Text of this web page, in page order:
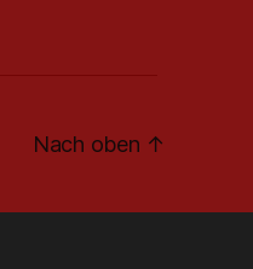
Nach oben ↑